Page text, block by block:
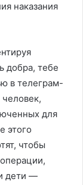
наказания
добра, тебе
в телеграм-
для
этого
чтобы
дети —